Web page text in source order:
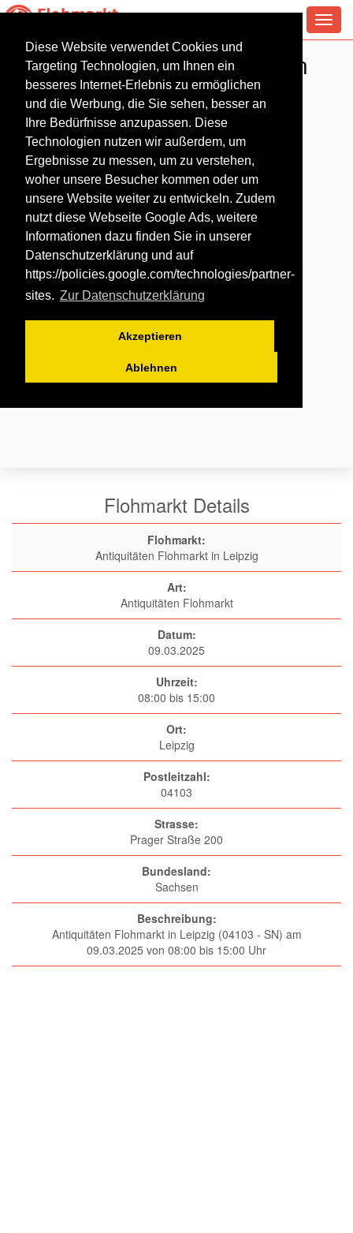
Diese Website verwendet Cookies und
Targeting Technologien, um Ihnen ein
besseres Internet-Erlebnis zu ermöglichen
und die Werbung, die Sie sehen, besser an
Ihre Bedürfnisse anzupassen. Diese
Technologien nutzen wir außerdem, um
Ergebnisse zu messen, um zu verstehen,
woher unsere Besucher kommen oder um
unsere Website weiter zu entwickeln. Zudem
nutzt diese Webseite Google Ads, weitere
Informationen dazu finden Sie in unserer
Datenschutzerklärung und auf
https://policies.google.com/technologies/partner-
sites. Zur Datenschutzerklärung
Akzeptieren
Ablehnen
Antiquitäten Flohmarkt in
Leipzig
Flohmarkt Details
Flohmarkt:
Antiquitäten Flohmarkt in Leipzig
Art:
Antiquitäten Flohmarkt
Datum:
09.03.2025
Uhrzeit:
08:00 bis 15:00
Ort:
Leipzig
Postleitzahl:
04103
Strasse:
Prager Straße 200
Bundesland:
Sachsen
Beschreibung:
Antiquitäten Flohmarkt in Leipzig (04103 - SN) am
09.03.2025 von 08:00 bis 15:00 Uhr